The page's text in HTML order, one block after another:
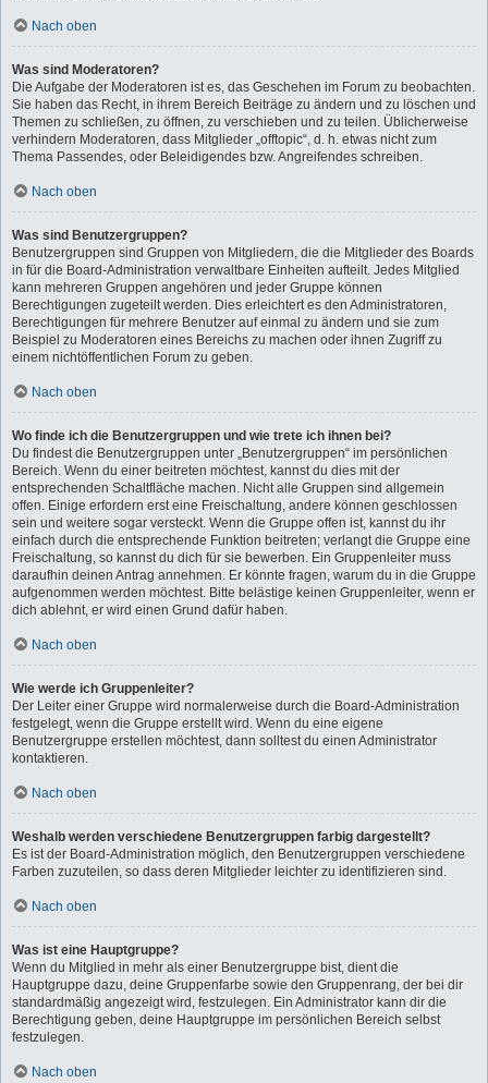
Nach oben
Was sind Moderatoren?
Die Aufgabe der Moderatoren ist es, das Geschehen im Forum zu beobachten.
Sie haben das Recht, in ihrem Bereich Beiträge zu ändern und zu löschen und
Themen zu schließen, zu öffnen, zu verschieben und zu teilen. Üblicherweise
verhindern Moderatoren, dass Mitglieder „offtopic“, d. h. etwas nicht zum
Thema Passendes, oder Beleidigendes bzw. Angreifendes schreiben.
Nach oben
Was sind Benutzergruppen?
Benutzergruppen sind Gruppen von Mitgliedern, die die Mitglieder des Boards
in für die Board-Administration verwaltbare Einheiten aufteilt. Jedes Mitglied
kann mehreren Gruppen angehören und jeder Gruppe können
Berechtigungen zugeteilt werden. Dies erleichtert es den Administratoren,
Berechtigungen für mehrere Benutzer auf einmal zu ändern und sie zum
Beispiel zu Moderatoren eines Bereichs zu machen oder ihnen Zugriff zu
einem nichtöffentlichen Forum zu geben.
Nach oben
Wo finde ich die Benutzergruppen und wie trete ich ihnen bei?
Du findest die Benutzergruppen unter „Benutzergruppen“ im persönlichen
Bereich. Wenn du einer beitreten möchtest, kannst du dies mit der
entsprechenden Schaltfläche machen. Nicht alle Gruppen sind allgemein
offen. Einige erfordern erst eine Freischaltung, andere können geschlossen
sein und weitere sogar versteckt. Wenn die Gruppe offen ist, kannst du ihr
einfach durch die entsprechende Funktion beitreten; verlangt die Gruppe eine
Freischaltung, so kannst du dich für sie bewerben. Ein Gruppenleiter muss
daraufhin deinen Antrag annehmen. Er könnte fragen, warum du in die Gruppe
aufgenommen werden möchtest. Bitte belästige keinen Gruppenleiter, wenn er
dich ablehnt, er wird einen Grund dafür haben.
Nach oben
Wie werde ich Gruppenleiter?
Der Leiter einer Gruppe wird normalerweise durch die Board-Administration
festgelegt, wenn die Gruppe erstellt wird. Wenn du eine eigene
Benutzergruppe erstellen möchtest, dann solltest du einen Administrator
kontaktieren.
Nach oben
Weshalb werden verschiedene Benutzergruppen farbig dargestellt?
Es ist der Board-Administration möglich, den Benutzergruppen verschiedene
Farben zuzuteilen, so dass deren Mitglieder leichter zu identifizieren sind.
Nach oben
Was ist eine Hauptgruppe?
Wenn du Mitglied in mehr als einer Benutzergruppe bist, dient die
Hauptgruppe dazu, deine Gruppenfarbe sowie den Gruppenrang, der bei dir
standardmäßig angezeigt wird, festzulegen. Ein Administrator kann dir die
Berechtigung geben, deine Hauptgruppe im persönlichen Bereich selbst
festzulegen.
Nach oben